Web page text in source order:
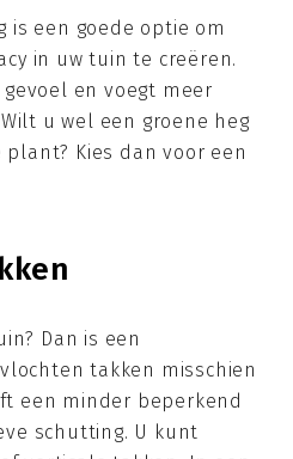
is een goede optie om
in uw tuin te creëren.
en voegt meer
u wel een groene heg
Kies dan voor een
Dan is een
takken misschien
een minder beperkend
schutting. U kunt